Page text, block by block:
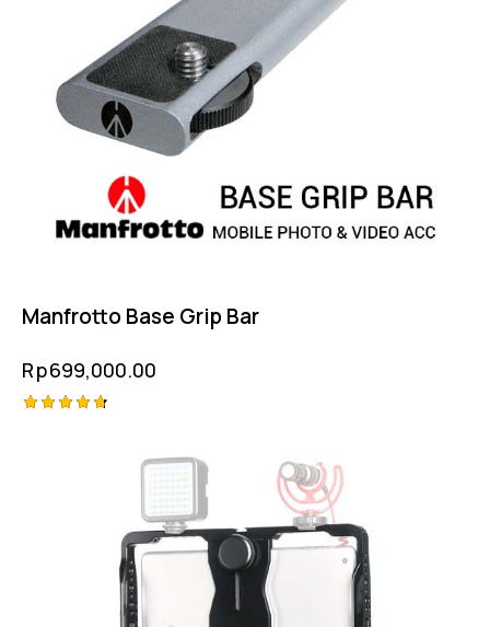
Manfrotto Base Grip Bar
Rp699,000.00